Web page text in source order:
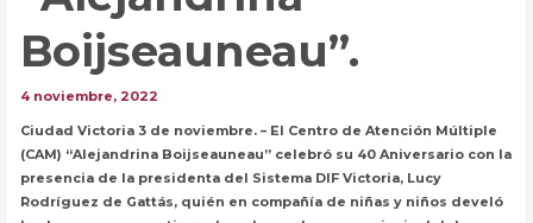
Boijseauneau”.
4 noviembre, 2022
Ciudad Victoria 3 de noviembre. – El Centro de Atención Múltiple
(CAM) “Alejandrina Boijseauneau” celebró su 40 Aniversario con la
presencia de la presidenta del Sistema DIF Victoria, Lucy
Rodríguez de Gattás, quién en compañía de niñas y niños develó